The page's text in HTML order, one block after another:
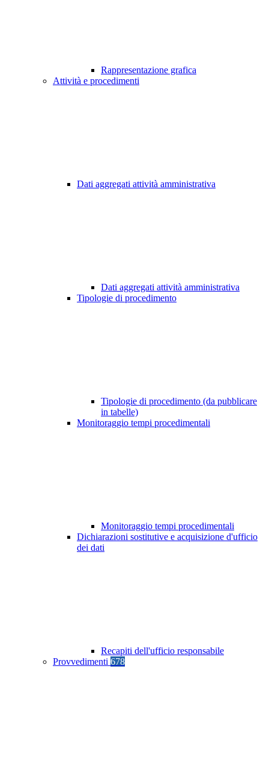
Rappresentazione grafica
Attività e procedimenti
Dati aggregati attività amministrativa
Dati aggregati attività amministrativa
Tipologie di procedimento
Tipologie di procedimento (da pubblicare
in tabelle)
Monitoraggio tempi procedimentali
Monitoraggio tempi procedimentali
Dichiarazioni sostitutive e acquisizione d'ufficio
dei dati
Recapiti dell'ufficio responsabile
Provvedimenti 678